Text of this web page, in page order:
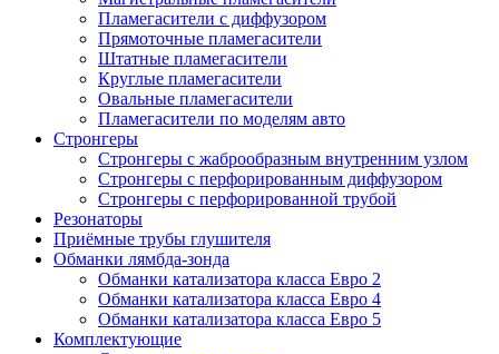
Пламегасители с диффузором
Прямоточные пламегасители
Штатные пламегасители
Круглые пламегасители
Овальные пламегасители
Пламегасители по моделям авто
Стронгеры
Стронгеры с жаброобразным внутренним узлом
Стронгеры с перфорированным диффузором
Стронгеры с перфорированной трубой
Резонаторы
Приёмные трубы глушителя
Обманки лямбда-зонда
Обманки катализатора класса Евро 2
Обманки катализатора класса Евро 4
Обманки катализатора класса Евро 5
Комплектующие